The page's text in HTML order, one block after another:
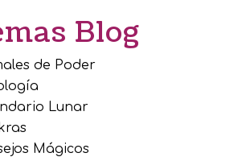
Blog
de Poder
Lunar
Mágicos